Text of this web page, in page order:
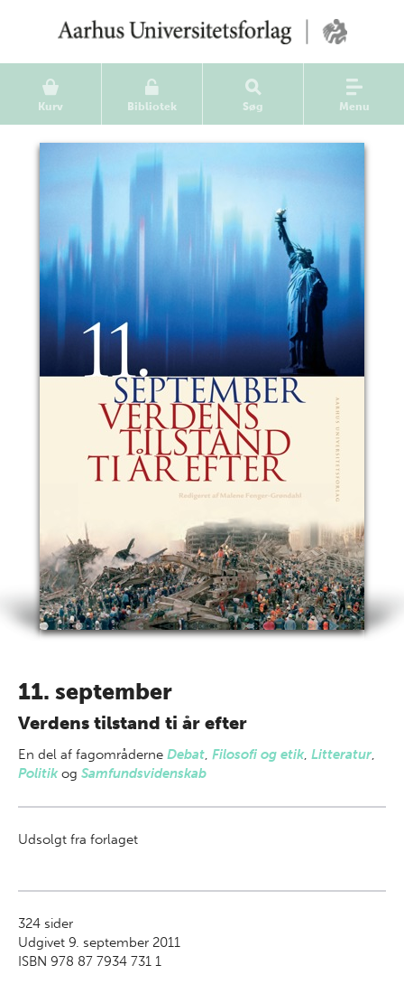
Kurv Bibliotek Søg Menu
11. september
Verdens tilstand ti år efter
En del af fagområderne Debat, Filosofi og etik, Litteratur,
Politikog Samfundsvidenskab
Udsolgt fra forlaget
324 sider
Udgivet 9. september 2011
ISBN 978 87 7934 731 1